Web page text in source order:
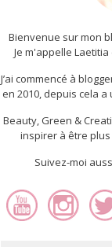
Bienvenue sur mon
Je m'appelle
J’ai commencé à
en 2010, depuis cela
Beauty, Green &
inspirer à être
Suivez-moi